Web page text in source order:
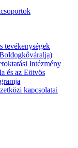
tevékenységek
Intézmény
és az Eötvös
kapcsolatai